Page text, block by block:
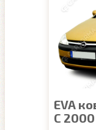
EVA
C